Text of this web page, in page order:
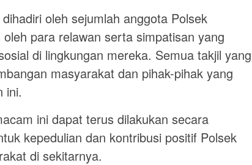
oleh sejumlah anggota Polsek
para relawan serta simpatisan yang
di lingkungan mereka. Semua takjil yang
masyarakat dan pihak-pihak yang
ini.
ini dapat terus dilakukan secara
kepedulian dan kontribusi positif Polsek
di sekitarnya.